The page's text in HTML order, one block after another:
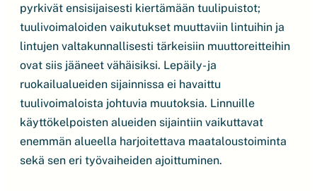
pyrkivät ensisijaisesti kiertämään tuulipuistot;
tuulivoimaloiden vaikutukset muuttaviin lintuihin ja
lintujen valtakunnallisesti tärkeisiin muuttoreitteihin
ovat siis jääneet vähäisiksi. Lepäily- ja
ruokailualueiden sijainnissa ei havaittu
tuulivoimaloista johtuvia muutoksia. Linnuille
käyttökelpoisten alueiden sijaintiin vaikuttavat
enemmän alueella harjoitettava maataloustoiminta
sekä sen eri työvaiheiden ajoittuminen.